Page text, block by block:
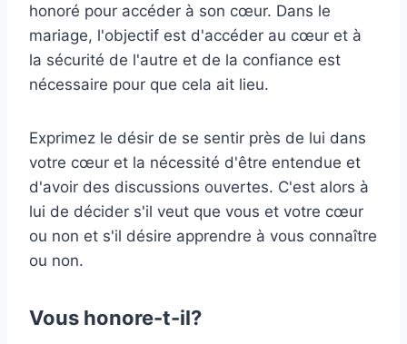
honoré pour accéder à son cœur. Dans le
mariage, l'objectif est d'accéder au cœur et à
la sécurité de l'autre et de la confiance est
nécessaire pour que cela ait lieu.
Exprimez le désir de se sentir près de lui dans
votre cœur et la nécessité d'être entendue et
d'avoir des discussions ouvertes. C'est alors à
lui de décider s'il veut que vous et votre cœur
ou non et s'il désire apprendre à vous connaître
ou non.
Vous honore-t-il?